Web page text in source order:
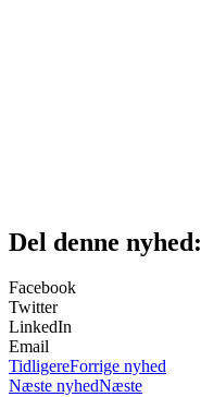
Del denne nyhed:
Facebook
Twitter
LinkedIn
Email
TidligereForrige nyhed
Næste nyhedNæste